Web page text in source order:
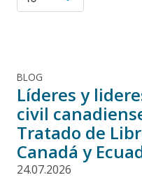
BLOG
Líderes y
civil
Tratado de
Canadá y
24.07.2026